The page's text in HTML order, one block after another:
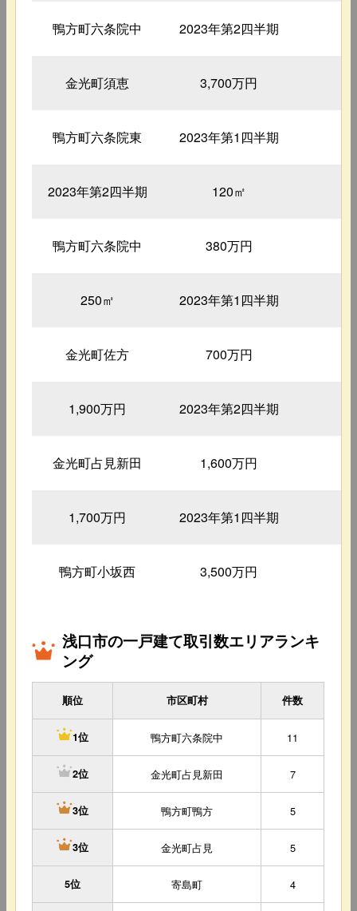
鴨方町六条院中 2023年第2四半期
金光町須恵 3,700万円
鴨方町六条院東 2023年第1四半期
2023年第2四半期 120㎡
鴨方町六条院中 380万円
250㎡ 2023年第1四半期
金光町佐方 700万円
1,900万円 2023年第2四半期
金光町占見新田 1,600万円
1,700万円 2023年第1四半期
鴨方町小坂西 3,500万円
浅口市の一戸建て取引数エリアランキ
ング
順位 市区町村 件数
1位 鴨方町六条院中 11
2位 金光町占見新田 7
3位 鴨方町鴨方 5
3位 金光町占見 5
5位 寄島町 4